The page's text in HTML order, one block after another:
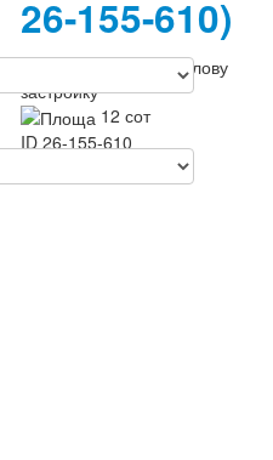
26-155-610)
під житлову
застройку
12 сот
ID26-155-610